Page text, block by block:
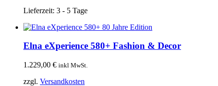
Lieferzeit: 3 - 5 Tage
Elna eXperience 580+ Fashion & Decor
1.229,00 € inkl MwSt.
zzgl. Versandkosten